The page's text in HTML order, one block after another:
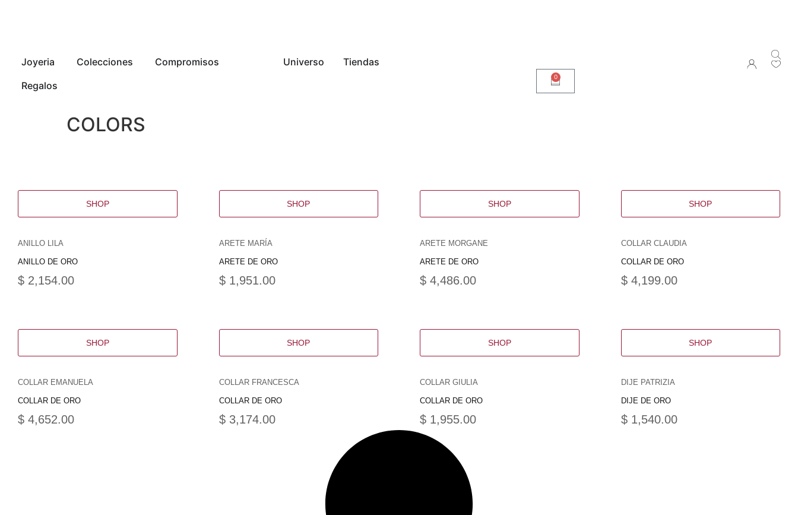
Joyeria Colecciones
Compromisos
Regalos
Universo Tiendas
0
COLORS
SHOP
ANILLO LILA
ANILLO DE ORO
$ 2,154.00
SHOP
ARETE MARÍA
ARETE DE ORO
$1,951.00
SHOP
ARETE MORGANE
ARETE DE ORO
$ 4,486.00
SHOP
COLLAR CLAUDIA
COLLAR DE ORO
$4,199.00
SHOP
COLLAR EMANUELA
COLLAR DE ORO
$ 4,652.00
SHOP
COLLAR FRANCESCA
COLLAR DE ORO
$3,174.00
SHOP
COLLAR GIULIA
COLLAR DE ORO
$ 1,955.00
SHOP
DIJE PATRIZIA
DIJE DE ORO
$1,540.00